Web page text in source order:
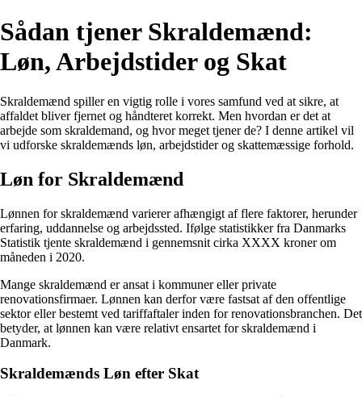
Sådan tjener Skraldemænd:
Løn, Arbejdstider og Skat
Skraldemænd spiller en vigtig rolle i vores samfund ved at sikre, at
affaldet bliver fjernet og håndteret korrekt. Men hvordan er det at
arbejde som skraldemand, og hvor meget tjener de? I denne artikel vil
vi udforske skraldemænds løn, arbejdstider og skattemæssige forhold.
Løn for Skraldemænd
Lønnen for skraldemænd varierer afhængigt af flere faktorer, herunder
erfaring, uddannelse og arbejdssted. Ifølge statistikker fra Danmarks
Statistik tjente skraldemænd i gennemsnit cirka XXXX kroner om
måneden i 2020.
Mange skraldemænd er ansat i kommuner eller private
renovationsfirmaer. Lønnen kan derfor være fastsat af den offentlige
sektor eller bestemt ved tariffaftaler inden for renovationsbranchen. Det
betyder, at lønnen kan være relativt ensartet for skraldemænd i
Danmark.
Skraldemænds Løn efter Skat